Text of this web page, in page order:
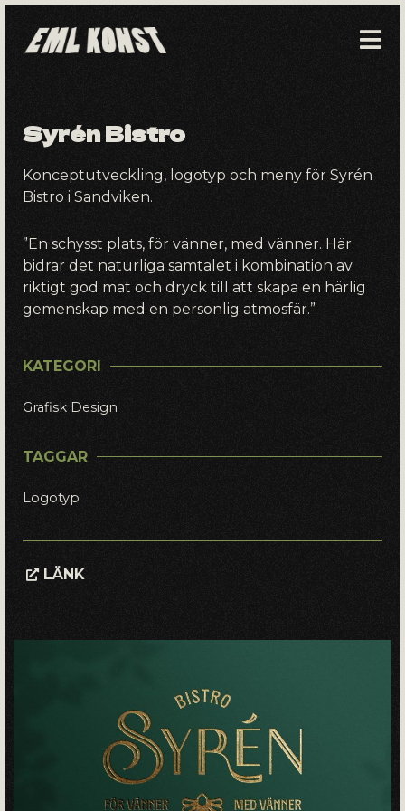
innehåll
Syrén Bistro
Konceptutveckling, logotyp och meny för Syrén
Bistro i Sandviken.
”En schysst plats, för vänner, med vänner. Här
bidrar det naturliga samtalet i kombination av
riktigt god mat och dryck till att skapa en härlig
gemenskap med en personlig atmosfär.”
KATEGORI
Grafisk Design
TAGGAR
Logotyp
LÄNK